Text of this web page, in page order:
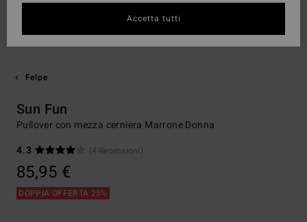
Felpe
Sun Fun
Pullover con mezza cerniera Marrone Donna
4.3
(4 Recensioni)
85,95 €
DOPPIA OFFERTA 25%
Accetta tutti